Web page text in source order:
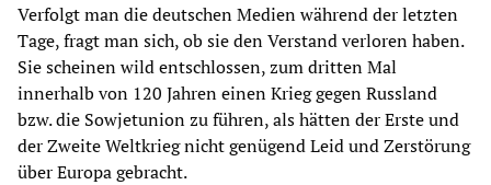
Verfolgt man die deutschen Medien während der letzten
Tage, fragt man sich, ob sie den Verstand verloren haben.
Sie scheinen wild entschlossen, zum dritten Mal
innerhalb von 120 Jahren einen Krieg gegen Russland
bzw. die Sowjetunion zu führen, als hätten der Erste und
der Zweite Weltkrieg nicht genügend Leid und Zerstörung
über Europa gebracht.